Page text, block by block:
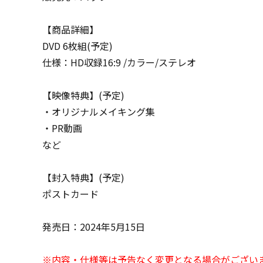
【商品詳細】
DVD 6枚組(予定)
仕様：HD収録16:9 /カラー/ステレオ
【映像特典】(予定)
・オリジナルメイキング集
・PR動画
など
【封入特典】(予定)
ポストカード
発売日：2024年5月15日
※内容・仕様等は予告なく変更となる場合がござい